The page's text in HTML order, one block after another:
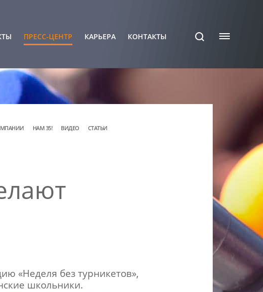
ПРЕСС-ЦЕНТР КАРЬЕРА КОНТАКТЫ
НАМ 35! ВИДЕО СТАТЬИ
«Неделя без турникетов»,
школьники.